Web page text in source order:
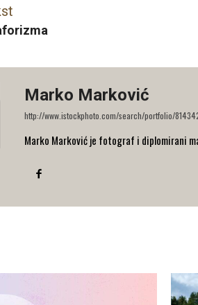
Marko Marković
http://www.istockphoto.com/search/portfolio/
Marko Marković je fotograf i diplomirani